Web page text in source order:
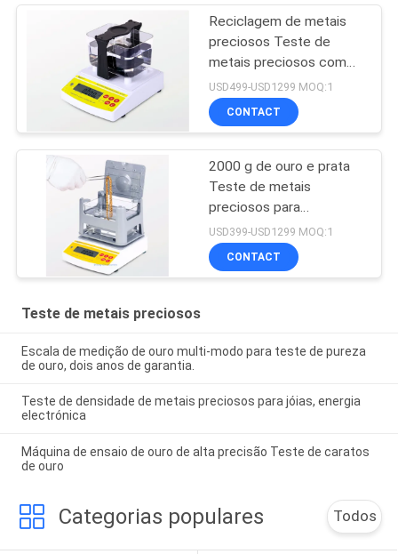
Reciclagem de metais
preciosos Teste de
metais preciosos com
alta capacidade de
medição
USD499-USD1299 MOQ:1
CONTACT
2000 g de ouro e prata
Teste de metais
preciosos para
identificação de jóias
USD399-USD1299 MOQ:1
CONTACT
Teste de metais preciosos
Escala de medição de ouro multi-modo para teste de pureza
de ouro, dois anos de garantia.
Teste de densidade de metais preciosos para jóias, energia
electrónica
Máquina de ensaio de ouro de alta precisão Teste de caratos
de ouro
Categorias populares Todos